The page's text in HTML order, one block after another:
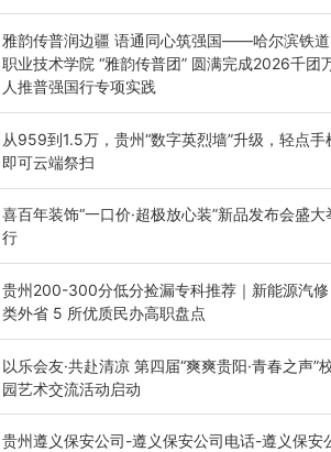
融合全球研发实力与本土洞察，深化客户共创，
能西南市场创新发展 （7月27日，成…
雅韵传普润边疆 语通同心筑强国——哈尔滨铁道
职业技术学院 “雅韵传普团” 圆满完成2026千团
人推普强国行专项实践
为扎实推进2026“千团万人推普强国行”大学生暑
期社会实践，牢牢紧扣 “雅韵传普…
从959到1.5万，贵州“数字英烈墙”升级，轻点手
即可云端祭扫
八一建军节到来之际，由贵州省退役军人事务厅
导，贵阳市退役军人事务局联合贵州广电…
喜百年装饰“一口价·超极放心装”新品发布会盛大
行
2026年7月31日，喜百年装饰“一口价·超极放心
装”新品发布会在贵阳隆重举行。…
贵州200-300分低分捡漏专科推荐｜新能源汽修
类外省 5 所优质民办高职盘点
在贵州省高考志愿填报体系中，200至300分数
考生可选择的省内工科、新能源汽车…
以乐会友·共赴清凉 第四届“爽爽贵阳·青春之声”
园艺术交流活动启动
七月的贵阳，清风送爽，第四届“爽爽贵阳·青春
声”校园管弦乐（合唱）艺术交流活动…
贵州遵义保安公司-遵义保安公司电话-遵义保安